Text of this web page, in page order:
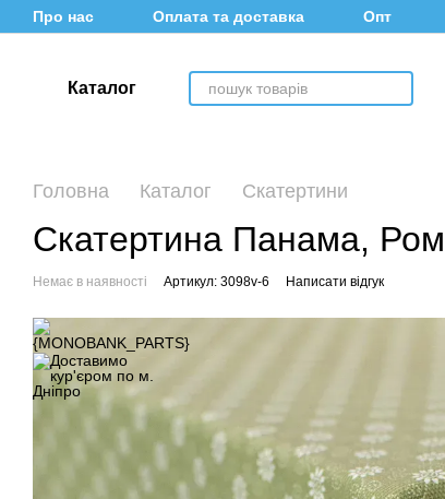
Перейти до основного контенту
Про нас Оплата та доставка Опт
Каталог
Головна Каталог Скатертини
Скатертина Панама,
Немає в наявності Артикул: 3098v-6 Написати відгук